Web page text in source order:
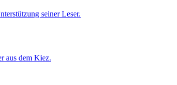
aus dem Kiez.